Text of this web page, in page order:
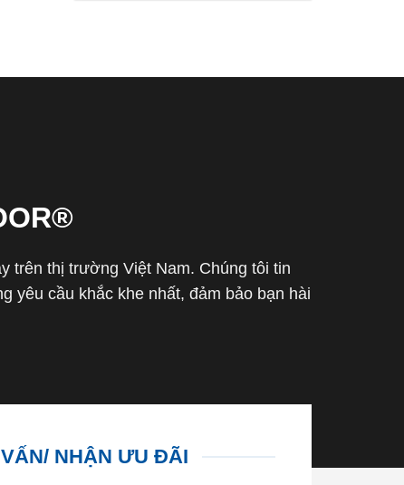
trên thị trường Việt Nam. Chúng tôi tin
yêu cầu khắc khe nhất, đảm bảo bạn hài
NHẬN ƯU ĐÃI